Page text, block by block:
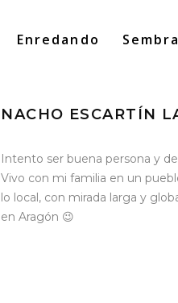
Enredando
Search
NACHO ESCARTÍN
Intento ser buena persona y
Vivo con mi familia en un
lo local, con mirada larga y
en Aragón 😉